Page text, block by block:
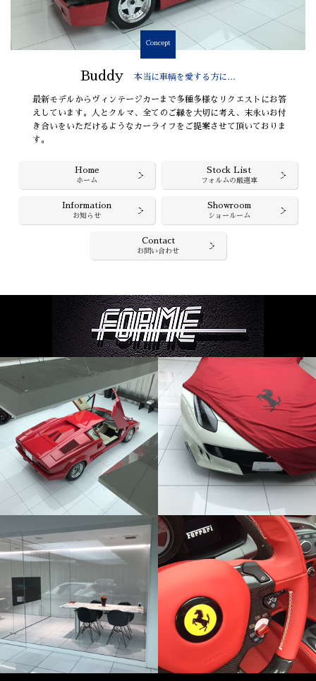
Concept
Buddy 本当に車輌を愛する方に…
最新モデルからヴィンテージカーまで多種多様なリクエストにお答
えしています。人とクルマ、全てのご縁を大切に考え、末永いお付
き合いをいただけるようなカーライフをご提案させて頂いておりま
す。
Home
ホーム
Stock List
フォルムの厳選車
Information
お知らせ
Showroom
ショールーム
Contact
お問い合わせ